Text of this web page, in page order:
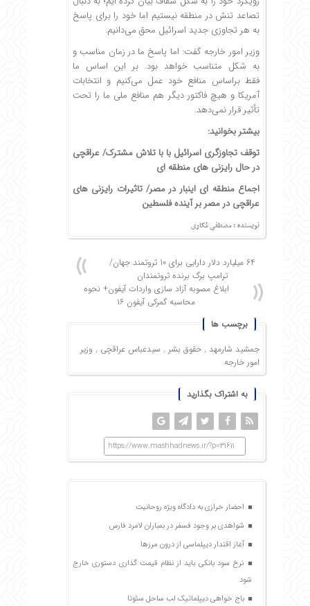
تصاعد تنش در منطقه نیستیم اما خود را برای پاسخ
به هر تجاوزی جدید اسرائیل محق می‌دانیم.
وزیر امور خارجه گفت: اما پاسخ ما در زمان مناسب و
به شکل متناسب خواهد بود. بر این اساس ما
فقط براساس منافع خود عمل می‌کنیم و انتخابات
آمریکا و هیچ فاکتور دیگر هم منافع ملی ما را تحت
تأثیر قرار نمی‌دهد.
بیشتر بخوانید:
توقف تجاوزگری اسرائیل با با تلاش مشترک/ عراقچی
در حال رایزنی های منطقه ای
اجماع منطقه ای اینبار در مصر/ تاثیرات رایزنی های
عراقچی در مصر بر آینده فلسطین
نویسنده : مصطفی مُکاری
64 میلیارد دلار دارایی برای 10 ثروتمند جهان/
ترامپ برگ برنده ثروتمندان
ابلاغ مصوبه آزاد سازی واردات آیفون+ نحوه
محاسبه گمرکی آیفون ۱۶
برچسب ها
جمشید شارمهد , حقوق بشر , سیدعباس عراقچی , وزیر
امور خارجه
به اشتراک بگذارید
https://www.mashhadnews.ir/?p=31611
احضار خرازی به دادگاه ویژه روحانیت
شواهدی بر وجود فسفر در بمباران لامرد فارس
آغاز اقتدار دیپلماسی از درون مرزها
نرخ سود بانکی باید از نظام قیمت گذاری دستوری خارج
شود
باج خواهی دیپلماتیک لب ساحل سئوتا